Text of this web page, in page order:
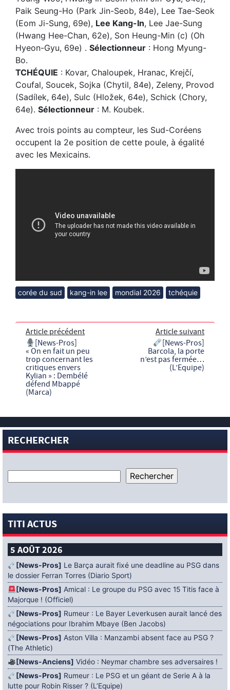
Paik Seung-Ho (Park Jin-Seob, 84e), Lee Tae-Seok
(Eom Ji-Sung, 69e), Lee Kang-In, Lee Jae-Sung
(Hwang Hee-Chan, 62e), Son Heung-Min (c) (Oh
Hyeon-Gyu, 69e) . Sélectionneur : Hong Myung-
Bo.
TCHÉQUIE : Kovar, Chaloupek, Hranac, Krejčí,
Coufal, Soucek, Sojka (Chytil, 84e), Zeleny, Provod
(Sadílek, 64e), Sulc (Hložek, 64e), Schick (Chory,
64e). Sélectionneur : M. Koubek.
Avec trois points au compteur, les Sud-Coréens
occupent la 2e position de cette poule, à égalité
avec les Mexicains.
corée du sud kang-in lee mondial 2026 tchéquie
Article précédent
[News-Pros]
« On en fait un peu
trop concernant les
critiques envers
Kylian » : Dembélé
défend Mbappé
(Marca)
Article suivant
[News-Pros]
Barcola, la porte
n’est pas fermée…
(L’Equipe)
RECHERCHER
TITI ACTUS
5 AOÛT 2026
[News-Pros] Le Barça aurait fixé une deadline au PSG dans
le dossier Ferran Torres (Diario Sport)
[News-Pros] Amical : Le groupe du PSG avec 15 Titis face à
Majorque ! (Officiel)
[News-Pros] Rumeur : Le Bayer Leverkusen aurait lancé des
négociations pour Ibrahim Mbaye (Ben Jacobs)
[News-Pros] Aston Villa : Manzambi absent face au PSG ?
(The Athletic)
[News-Anciens] Vidéo : Neymar chambre ses adversaires !
[News-Pros] Rumeur : Le PSG et un géant de Serie A à la
lutte pour Robin Risser ? (L’Equipe)